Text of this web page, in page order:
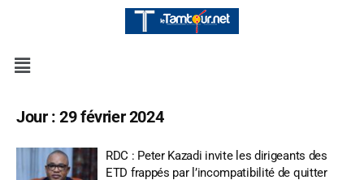
Jour :29 février 2024
RDC : Peter Kazadi invite les dirigeants des
ETD frappés par l’incompatibilité de quitter